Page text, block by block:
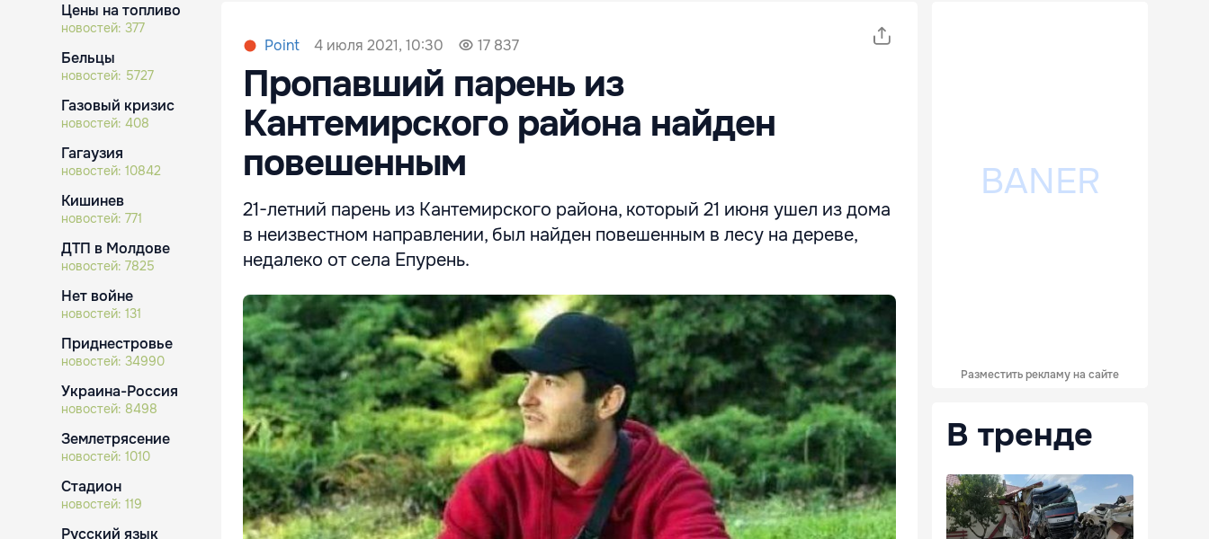
Цены на топливо
новостей: 377
Бельцы
новостей: 5727
Газовый кризис
новостей: 408
Гагаузия
новостей: 10842
Кишинев
новостей: 771
ДТП в Молдове
новостей: 7825
Нет войне
новостей: 131
Приднестровье
новостей: 34990
Украина-Россия
новостей: 8498
Землетрясение
новостей: 1010
Стадион
новостей: 119
Русский язык
Point 4 июля 2021, 10:30 17 837
Пропавший парень из
Кантемирского района найден
повешенным
21-летний парень из Кантемирского района, который 21 июня ушел из дома
в неизвестном направлении, был найден повешенным в лесу на дереве,
недалеко от села Епурень.
Разместить рекламу на сайте
В тренде